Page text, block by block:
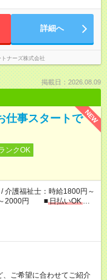
詳細へ
ナーズ株式会社
掲載日：2026.08.09
NEW
仕事スタートで
ンクOK
介護福祉士：時給1800円～
～2000円 ■日払いOK ■
）
ご希望に合わせてご紹介